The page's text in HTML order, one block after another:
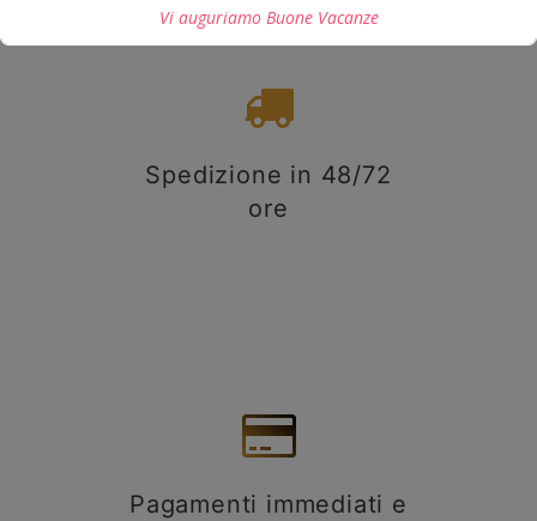
Spedizione in 48/72
ore
Pagamenti immediati e
Vi auguriamo Buone Vacanze
Questo si chiuderà in